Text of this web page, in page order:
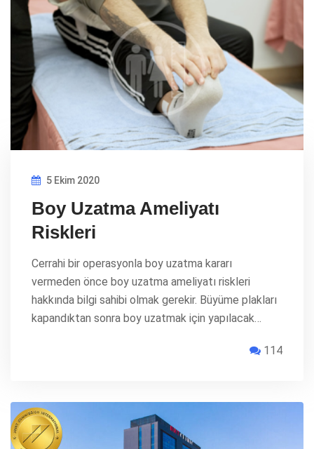
5 Ekim 2020
Boy Uzatma Ameliyatı
Riskleri
Cerrahi bir operasyonla boy uzatma kararı
vermeden önce boy uzatma ameliyatı riskleri
hakkında bilgi sahibi olmak gerekir. Büyüme plakları
kapandıktan sonra boy uzatmak için yapılacak…
114